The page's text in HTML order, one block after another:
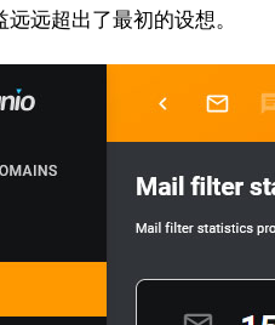
远超出了最初的设想。